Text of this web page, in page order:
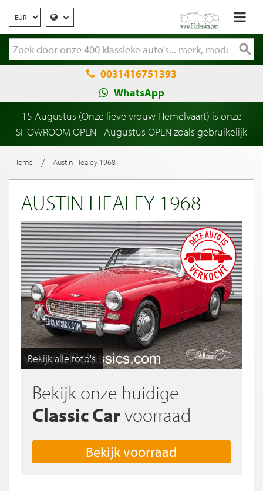
0031416751393
WhatsApp
15 Augustus (Onze lieve vrouw Hemelvaart) is onze
SHOWROOM OPEN - Augustus OPEN zoals gebruikelijk
Home / Austin Healey 1968
AUSTIN HEALEY 1968
Bekijk alle foto's
Bekijk onze huidige
Classic Carvoorraad
Bekijk voorraad